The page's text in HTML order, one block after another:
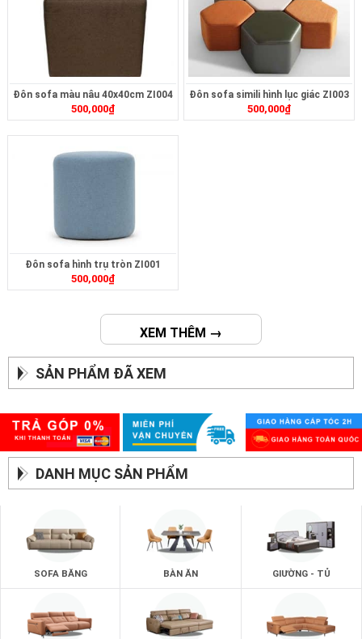
Đôn sofa màu nâu 40x40cm ZI004
500,000₫
Đôn sofa simili hình lục giác ZI003
500,000₫
Đôn sofa hình trụ tròn ZI001
500,000₫
XEM THÊM →
SẢN PHẨM ĐÃ XEM
DANH MỤC SẢN PHẨM
SOFA BĂNG BÀN ĂN GIƯỜNG - TỦ